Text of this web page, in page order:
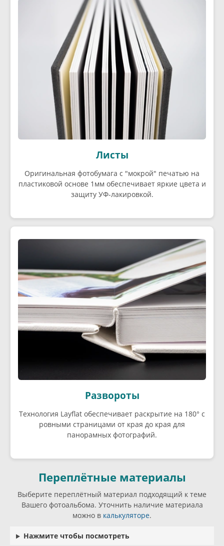
Листы
Оригинальная фотобумага с "мокрой" печатью на
пластиковой основе 1мм обеспечивает яркие цвета и
защиту УФ-лакировкой.
Развороты
Технология Layflat обеспечивает раскрытие на 180° с
ровными страницами от края до края для
панорамных фотографий.
Переплётные материалы
Выберите переплётный материал подходящий к теме
Вашего фотоальбома. Уточнить наличие материала
можно в калькуляторе.
Нажмите чтобы посмотреть